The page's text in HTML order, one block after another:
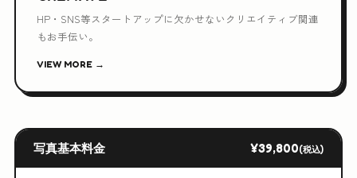
HP・SNS等スタートアップに欠かせないクリエイティブ関連
もお手伝い。
VIEW MORE →
写真基本料金 ¥39,800(税込)